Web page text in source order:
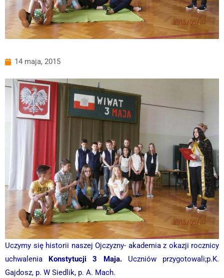
14 maja, 2015
Uczymy się historii naszej Ojczyzny- akademia z okazji rocznicy
uchwalenia Konstytucji 3 Maja.Uczniów przygotowali;p.K.
Gajdosz, p. W Siedlik, p. A. Mach.